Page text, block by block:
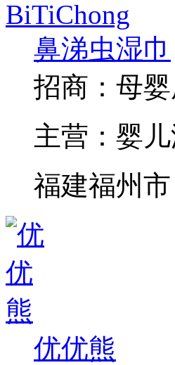
鼻涕虫湿巾
招商： 母
主营： 婴
福建福州市
优优熊